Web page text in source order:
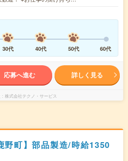
30代 40代 50代 60代
応募へ進む 詳しく見る
株式会社テクノ・サービス
野町】部品製造/時給1350